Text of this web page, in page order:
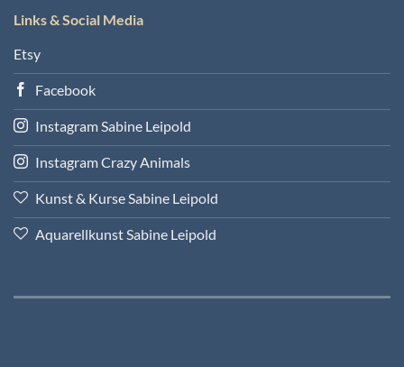
Links & Social Media
Etsy
Facebook
Instagram Sabine Leipold
Instagram Crazy Animals
Kunst & Kurse Sabine Leipold
Aquarellkunst Sabine Leipold